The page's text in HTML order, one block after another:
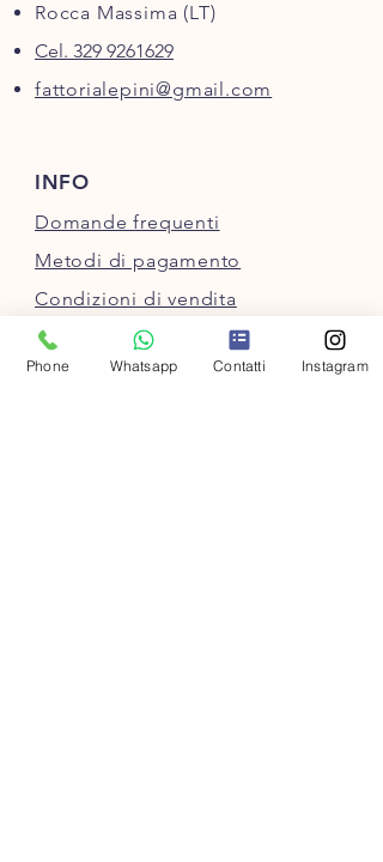
Rocca Massima (LT)
Cel. 329 9261629
fattorialepini@gmail.com
INFO
Domande frequenti
Metodi di pagamento
Condizioni di vendita
Privacy
Cookie policy
Phone Whatsapp Contatti Instagram